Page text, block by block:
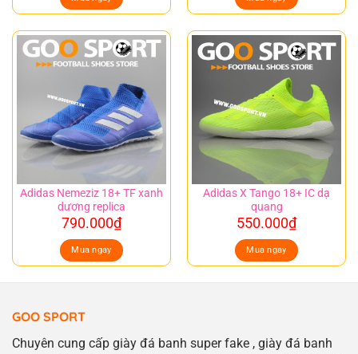
Adidas Nemeziz 18+ TF xanh
dương replica
790.000₫
Mua ngay
Adidas X Tango 18+ IC dạ
quang
550.000₫
Mua ngay
GOO SPORT
Chuyên cung cấp giày đá banh super fake , giày đá banh